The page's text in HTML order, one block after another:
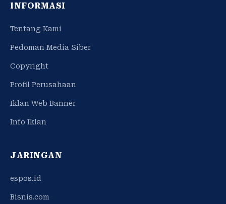
INFORMASI
Tentang Kami
Pedoman Media Siber
Copyright
Profil Perusahaan
Iklan Web Banner
Info Iklan
JARINGAN
espos.id
Bisnis.com